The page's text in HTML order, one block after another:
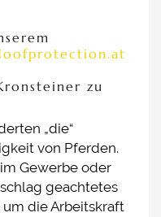
zu
„die“
von Pferden.
Gewerbe oder
geachtetes
die Arbeitskraft